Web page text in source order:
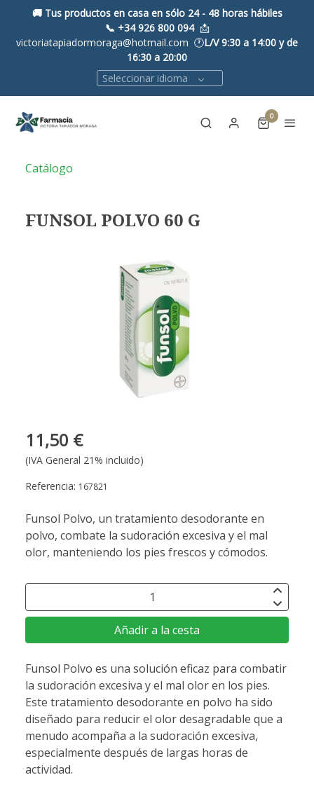
🚚 Tus productos en casa en sólo 24 - 48 horas hábiles
📞 +34 926 800 094 📩
victoriatapiadormoraga@hotmail.com 🕐L/V 9:30 a 14:00 y de
16:30 a 20:00
Seleccionar idioma
0
Catálogo
FUNSOL POLVO 60 G
11,50 €
(IVA General 21% incluido)
Referencia: 167821
Funsol Polvo, un tratamiento desodorante en
polvo, combate la sudoración excesiva y el mal
olor, manteniendo los pies frescos y cómodos.
Añadir a la cesta
Funsol Polvo es una solución eficaz para combatir
la sudoración excesiva y el mal olor en los pies.
Este tratamiento desodorante en polvo ha sido
diseñado para reducir el olor desagradable que a
menudo acompaña a la sudoración excesiva,
especialmente después de largas horas de
actividad.